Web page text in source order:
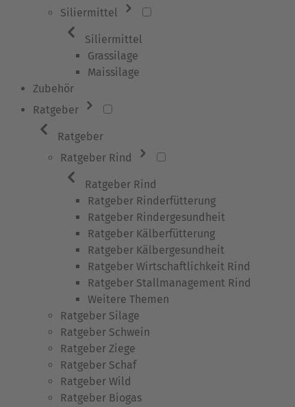
Siliermittel
Siliermittel
Grassilage
Maissilage
Zubehör
Ratgeber
Ratgeber
Ratgeber Rind
Ratgeber Rind
Ratgeber Rinderfütterung
Ratgeber Rindergesundheit
Ratgeber Kälberfütterung
Ratgeber Kälbergesundheit
Ratgeber Wirtschaftlichkeit Rind
Ratgeber Stallmanagement Rind
Weitere Themen
Ratgeber Silage
Ratgeber Schwein
Ratgeber Ziege
Ratgeber Schaf
Ratgeber Wild
Ratgeber Biogas